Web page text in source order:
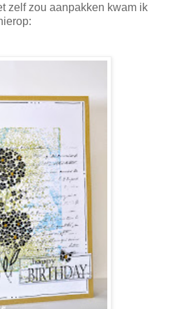
zelf zou aanpakken kwam ik